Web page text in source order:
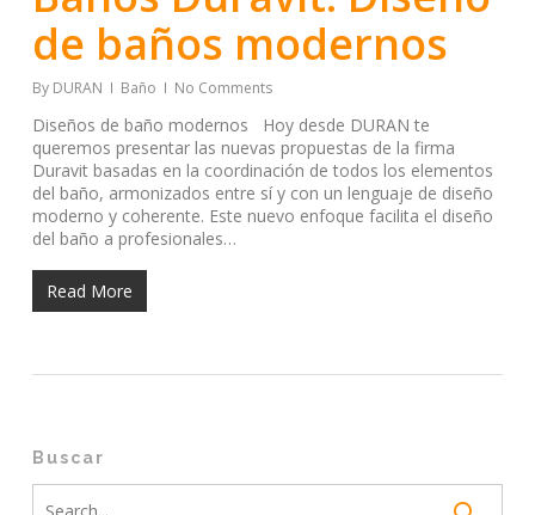
de baños modernos
By DURAN Baño No Comments
Diseños de baño modernos Hoy desde DURAN te
queremos presentar las nuevas propuestas de la firma
Duravit basadas en la coordinación de todos los elementos
del baño, armonizados entre sí y con un lenguaje de diseño
moderno y coherente. Este nuevo enfoque facilita el diseño
del baño a profesionales…
Read More
Buscar